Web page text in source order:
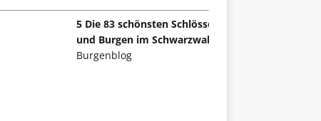
5 Die 83 schönsten Schlösser
und Burgen im Schwarzwald
Burgenblog